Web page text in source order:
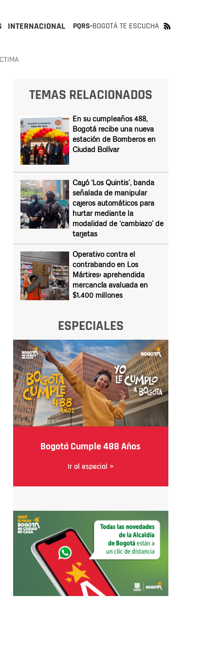
INTERNACIONAL PQRS-BOGOTÁ TE ESCUCHA
TEMAS RELACIONADOS
En su cumpleaños 488,
Bogotá recibe una nueva
estación de Bomberos en
Ciudad Bolívar
Cayó ‘Los Quintis’, banda
señalada de manipular
cajeros automáticos para
hurtar mediante la
modalidad de ‘cambiazo’ de
tarjetas
Operativo contra el
contrabando en Los
Mártires: aprehendida
mercancía avaluada en
$1.400 millones
ESPECIALES
Bogotá Cumple 488 Años
Ir al especial >